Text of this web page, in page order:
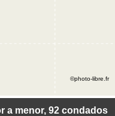
a menor, 92 condados
©photo-libre.fr